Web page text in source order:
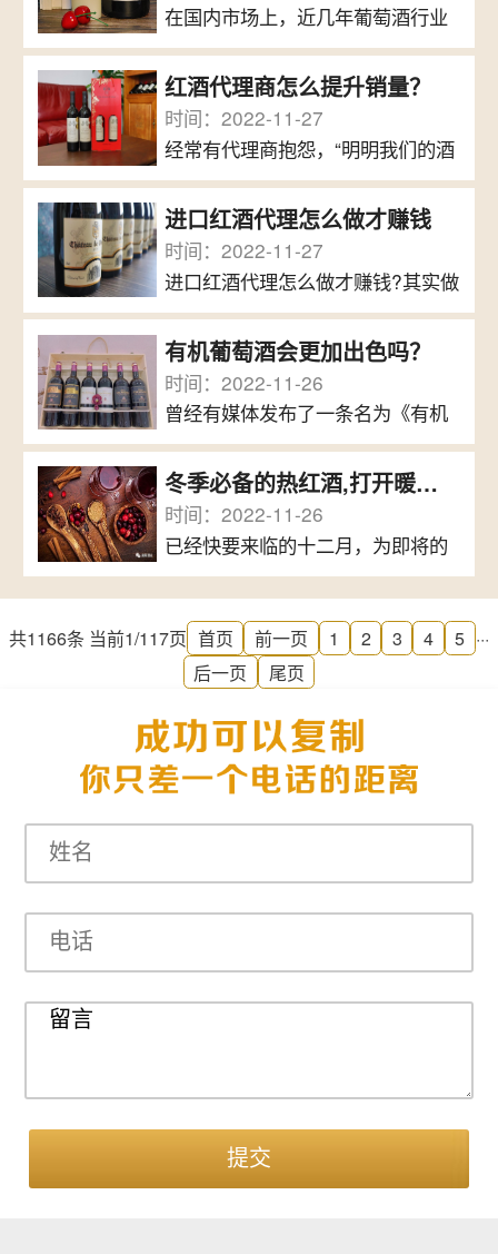
么，加盟葡萄酒店需要预备多少钱
呢?加盟费用与孤军奋战相比，代理
葡萄酒品牌加盟葡萄酒店是更为常
见的方式。品牌方可以提供帮助和
支持，能够让代理加盟...
在国内市场上，近几年葡萄酒行业
的发展相当不错，因此开设进口葡
萄酒店的投资者也越来越多。相比
于独立经营，选择加盟优质的葡萄
酒品牌更为省心。那么，如果想要
开个进口葡萄酒店，该如何选择品
牌呢?进口葡萄酒店如何选择品牌：
优质的葡萄酒品质：随着国内经济
的快速发展，消费者对商品品质的
要求越来越高。同样...
红酒代理商怎么提升销量？
时间：2022-11-27
经常有代理商抱怨，“明明我们的酒
性价比很高，很好喝，怎么销量就
上不去”，其实，产品和客户就差一
句话的距离。也就是说如果有体验
者为你的酒说一句好话，推荐一
下，也许销量就不是问题了。而这
“一句话”，其实就是“口碑营销”。为
什么要选择口碑营销?请看下面数
据：►92%的消费者更相信朋友或
者家人的推荐...
进口红酒代理怎么做才赚钱
时间：2022-11-27
进口红酒代理怎么做才赚钱?其实做
任何生意都是有赚有赔的，而且每
个行业都有适合做的人，也有不适
合的人。能不能做好进口红酒代理
不是看你懂不懂红酒，主要看你有
没有红酒的销售渠道。不管开不开
店面，进口红酒代理商有渠道才是
硬道理。那么做好进口红酒代理需
要什么条件?进口红酒代理如何做
呢?一、必须有销售渠道...
有机葡萄酒会更加出色吗？
时间：2022-11-26
曾经有媒体发布了一条名为《有机
葡萄酒品质更佳》的新闻，其结论
源自于加州大学研究小组的一个报
告。科学家们综合了1998至2009
这12年间共74148款加州葡萄酒在
Wine Advocate、Wine Spectator
和Wine Enthusiast上的评分，发现
使用有机葡萄酿造的葡萄酒平均得
分比普通葡萄酒要高出4.1。再来看
看另一个例子，波尔多的...
冬季必备的热红酒,打开暖冬模式
时间：2022-11-26
已经快要来临的十二月，为即将的
寒冬发布了降温施令，何不在家自
制一杯热红酒，打开暖冬模式的按
钮?在欧洲，热闹的圣诞集市中，几
乎人手一杯氤氲馥郁的热红酒。热
情而温暖的香料气息和酸酸甜甜的
就像《酒途的告白》里写的：“每到
十二月，总是会情不自禁地在小锅
子里倒入半瓶红酒，再...
共1166条 当前1/117页 首页 前一页 1 2 3 4 5 ···
后一页
尾页
提交